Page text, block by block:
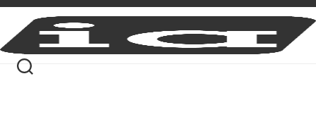
Skip
content